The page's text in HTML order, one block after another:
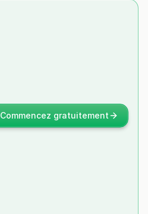
Commencez gratuitement